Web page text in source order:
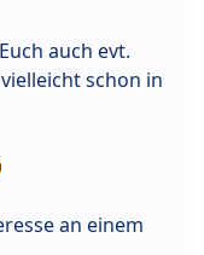
auch evt.
schon in
an einem